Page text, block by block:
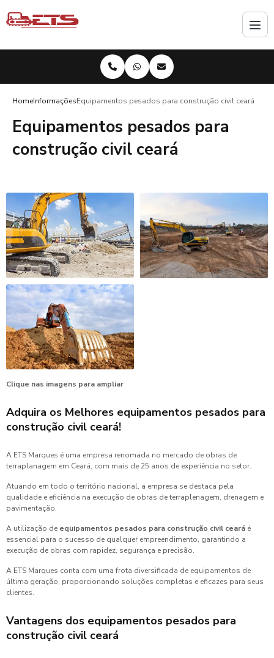
HomeInformaçõesEquipamentos pesados para construção civil ceará
Equipamentos pesados para
construção civil ceará
Clique nas imagens para ampliar
Adquira os Melhores equipamentos pesados para
construção civil ceará!
A ETS Marques é uma empresa renomada no mercado de obras de
terraplanagem em Ceará, com mais de 25 anos de experiência no setor.
Atuando em todo o território nacional, a empresa se destaca pela
qualidade e eficiência na execução de obras de terraplenagem, drenagem e
pavimentação.
A utilização de equipamentos pesados para construção civil ceará é
essencial para o sucesso de qualquer empreendimento, garantindo a
execução de obras com rapidez, segurança e precisão.
A ETS Marques conta com uma frota diversificada de equipamentos de
última geração, proporcionando soluções completas e eficazes para seus
clientes.
Vantagens dos equipamentos pesados para
construção civil ceará